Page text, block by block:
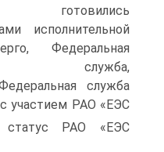
готовились
исполнительной
Федеральная
служба,
служба
участием РАО «ЕЭС
РАО «ЕЭС